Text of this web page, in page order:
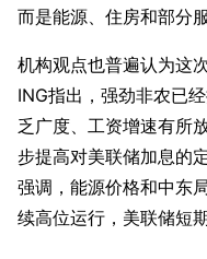
而是能源、住房和部分
机构观点也普遍认为这
ING指出，强劲非农已
乏广度、工资增速有所
步提高对美联储加息的
强调，能源价格和中东
续高位运行，美联储短